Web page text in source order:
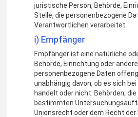
juristische Person, Behörde,
Stelle, die personenbezogene
Verantwortlichen verarbeitet.
i) Empfänger
Empfänger ist eine natürliche
Behörde, Einrichtung oder
personenbezogene Daten
unabhängig davon, ob es sich
handelt oder nicht. Behörden,
bestimmten
Unionsrecht oder dem Recht